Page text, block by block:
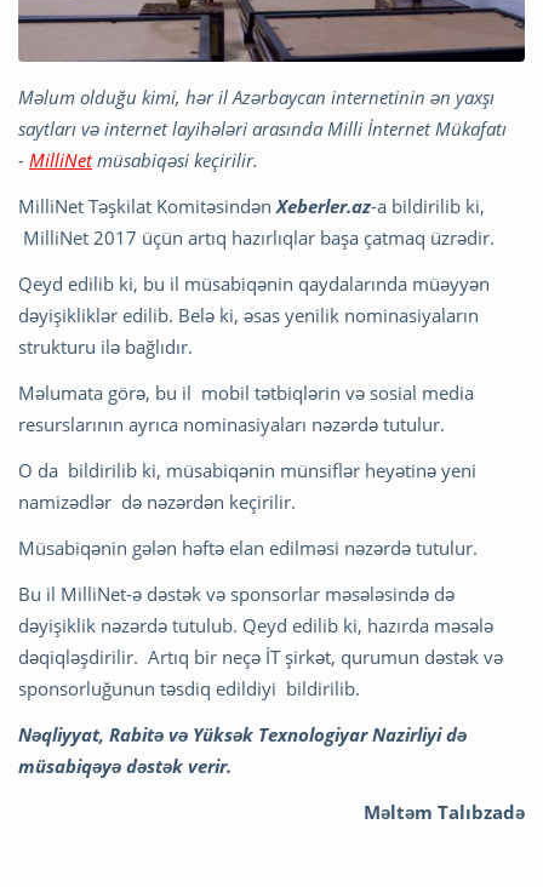
Məlum olduğu kimi, hər il Azərbaycan internetinin ən yaxşı
saytları və internet layihələri arasında Milli İnternet Mükafatı
- MilliNetmüsabiqəsi keçirilir.
MilliNet Təşkilat KomitəsindənXeberler.az-a bildirilib ki,
MilliNet 2017 üçün artıq hazırlıqlar başa çatmaq üzrədir.
Qeyd edilib ki, bu il müsabiqənin qaydalarında müəyyən
dəyişikliklər edilib. Belə ki, əsas yenilik nominasiyaların
strukturu ilə bağlıdır.
Məlumata görə, bu il mobil tətbiqlərin və sosial media
resurslarının ayrıca nominasiyaları nəzərdə tutulur.
O da bildirilib ki, müsabiqənin münsiflər heyətinə yeni
namizədlər də nəzərdən keçirilir.
Müsabiqənin gələn həftə elan edilməsi nəzərdə tutulur.
Bu il MilliNet-ə dəstək və sponsorlar məsələsində də
dəyişiklik nəzərdə tutulub. Qeyd edilib ki, hazırda məsələ
dəqiqləşdirilir. Artıq bir neçə İT şirkət, qurumun dəstək və
sponsorluğunun təsdiq edildiyi bildirilib.
Nəqliyyat, Rabitə və Yüksək Texnologiyar Nazirliyi də
müsabiqəyə dəstək verir.
Məltəm Talıbzadə